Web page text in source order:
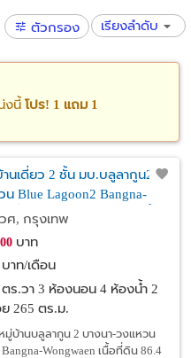
ตัวกรอง เรียงลำดับ
งนี้ โปร! 1 แถม 1
นเดี่ยว 2 ชั้น มบ.บลูลากูน2
น Blue Lagoon2 Bangna-
อที่ดิน 86.4 ตรว. 3นอน 4 น้ำ
วศ, กรุงเทพ
บาท
าท/เดือน
ร.วา 3 ห้องนอน 4 ห้องน้ำ 2
265 ตร.ม.
มู่บ้านบลูลากูน 2 บางนา-วงแหวน
Wongwaen เนื้อที่ดิน 86.4